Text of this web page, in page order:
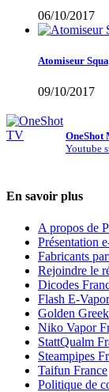
06/10/2017
Atomiseur
09/10/2017
OneShot
Youtube
En savoir plus
A propos de
Présentation
Fabricants
Rejoindre le
Dicodes
Flash E-Vapor
Golden Greek
Niko Vapor
StattQualm
Steampipes
Taifun France
Politique de